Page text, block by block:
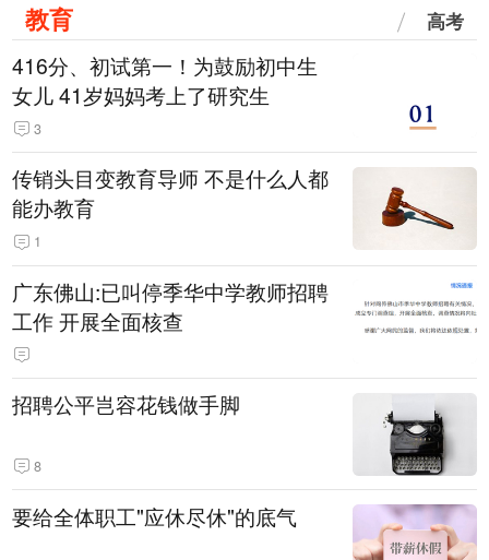
教育 高考
416分、初试第一！为鼓励初中生
女儿 41岁妈妈考上了研究生
3
传销头目变教育导师 不是什么人都
能办教育
1
广东佛山:已叫停季华中学教师招聘
工作 开展全面核查
招聘公平岂容花钱做手脚
8
要给全体职工"应休尽休"的底气